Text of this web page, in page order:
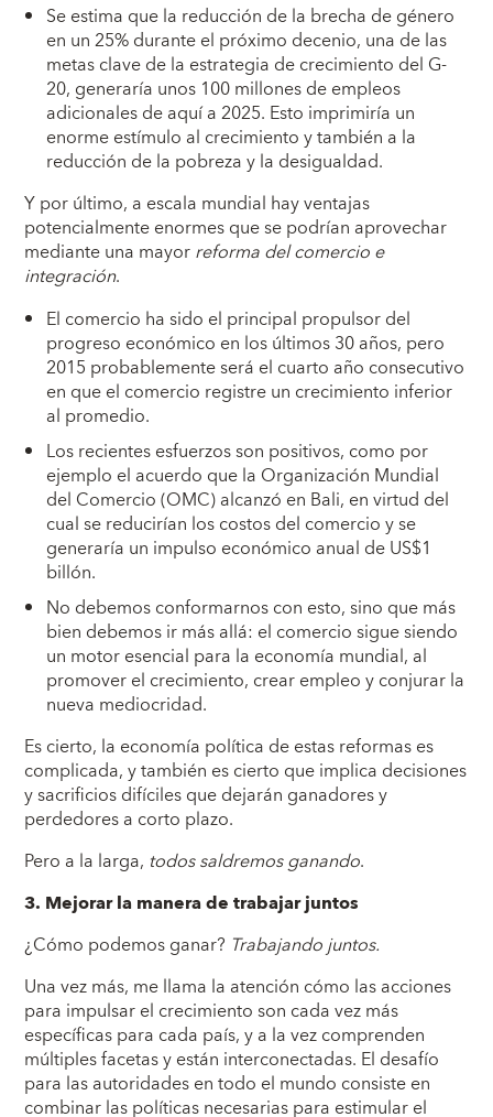
Se estima que la reducción de la brecha de género
en un 25% durante el próximo decenio, una de las
metas clave de la estrategia de crecimiento del G-
20, generaría unos 100 millones de empleos
adicionales de aquí a 2025. Esto imprimiría un
enorme estímulo al crecimiento y también a la
reducción de la pobreza y la desigualdad.
Y por último, a escala mundial hay ventajas
potencialmente enormes que se podrían aprovechar
mediante una mayorreformadel comercio e
integración.
El comercio ha sido el principal propulsor del
progreso económico en los últimos 30 años, pero
2015 probablemente será el cuarto año consecutivo
en que el comercio registre un crecimiento inferior
al promedio.
Los recientes esfuerzos son positivos, como por
ejemplo el acuerdo que la Organización Mundial
del Comercio (OMC) alcanzó en Bali, en virtud del
cual se reducirían los costos del comercio y se
generaría un impulso económico anual de US$1
billón.
No debemos conformarnos con esto, sino que más
bien debemos ir más allá: el comercio sigue siendo
un motor esencial para la economía mundial, al
promover el crecimiento, crear empleo y conjurar la
nueva mediocridad.
Es cierto, la economía política de estas reformas es
complicada, y también es cierto que implica decisiones
y sacrificios difíciles que dejarán ganadores y
perdedores a corto plazo.
Pero a la larga, todos saldremos ganando.
3. Mejorar la manera de trabajar juntos
¿Cómo podemos ganar? Trabajando juntos.
Una vez más, me llama la atención cómo las acciones
para impulsar el crecimiento son cada vez más
específicas para cada país, y a la vez comprenden
múltiples facetas y están interconectadas. El desafío
para las autoridades en todo el mundo consiste en
combinar las políticas necesarias para estimular el